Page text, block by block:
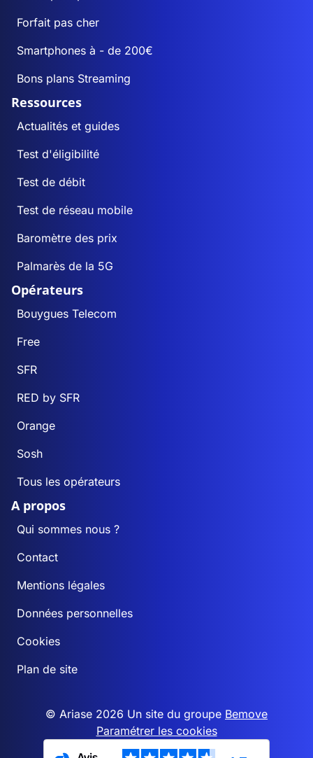
Forfait pas cher
Smartphones à - de 200€
Bons plans Streaming
Ressources
Actualités et guides
Test d'éligibilité
Test de débit
Test de réseau mobile
Baromètre des prix
Palmarès de la 5G
Opérateurs
Bouygues Telecom
Free
SFR
RED by SFR
Orange
Sosh
Tous les opérateurs
A propos
Qui sommes nous ?
Contact
Mentions légales
Données personnelles
Cookies
Plan de site
© Ariase 2026 Un site du groupe Bemove
Paramétrer les cookies